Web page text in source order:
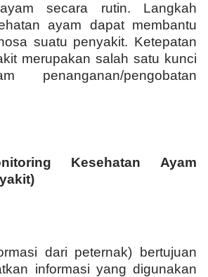
ayam secara rutin. Langkah
ayam dapat membantu
suatu penyakit. Ketepatan
merupakan salah satu kunci
penanganan/pengobatan
Kesehatan Ayam
dari peternak) bertujuan
informasi yang digunakan